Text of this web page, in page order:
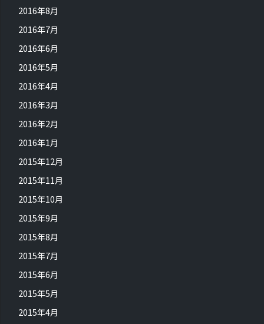
2016年8月
2016年7月
2016年6月
2016年5月
2016年4月
2016年3月
2016年2月
2016年1月
2015年12月
2015年11月
2015年10月
2015年9月
2015年8月
2015年7月
2015年6月
2015年5月
2015年4月